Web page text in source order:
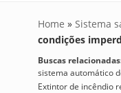
Home » Sistema
condições
Buscas
sistema automático
Extintor de incêndio